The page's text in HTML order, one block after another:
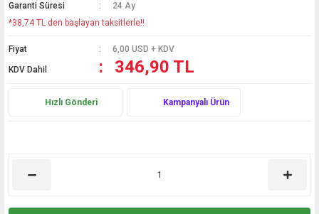
Garanti Süresi
24 Ay
*38,74 TL den başlayan taksitlerle!!
Fiyat 6,00 USD + KDV
KDV Dahil 346,90 TL
Hızlı Gönderi Kampanyalı Ürün